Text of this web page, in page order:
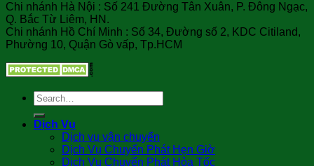
Chi nhánh Hà Nội : Số 241 Đường Tân Xuân, P. Đông Ngạc,
Q. Bắc Từ Liêm, HN.
Chi nhánh Hồ Chí Minh : Số 34, Đường số 2, KDC Citiland,
Phường 10, Quận Gò vấp, Tp.HCM
Dịch Vụ
Dịch vụ vận chuyển
Dịch Vụ Chuyển Phát Hẹn Giờ
Dịch Vụ Chuyển Phát Hỏa Tốc